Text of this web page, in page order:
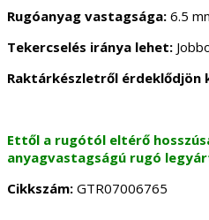
Rugóanyag vastagsága: 6.5
Tekercselés iránya lehet:
Raktárkészletről érdeklődjön
Ettől a rugótól eltérő
anyagvastagságú rugó
Cikkszám: GTR07006765